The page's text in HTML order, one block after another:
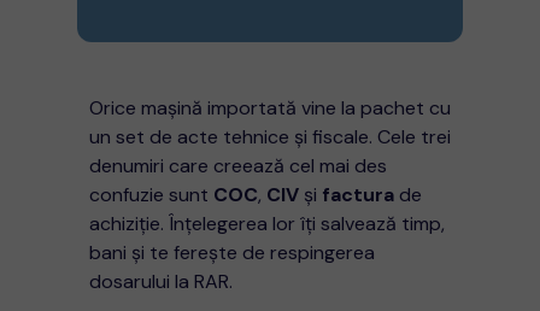
Orice mașină importată vine la pachet cu
un set de acte tehnice și fiscale. Cele trei
denumiri care creează cel mai des
confuzie sunt COC, CIV și factura de
achiziție. Înțelegerea lor îți salvează timp,
bani și te ferește de respingerea
dosarului la RAR.